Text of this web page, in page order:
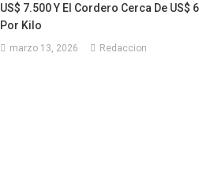
US$ 7.500 Y El Cordero Cerca De US$ 6
Por Kilo
marzo 13, 2026 Redaccion